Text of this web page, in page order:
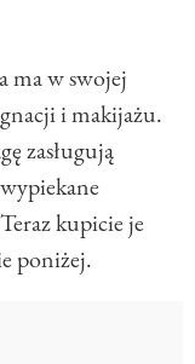
ma w swojej
i makijażu.
zasługują
kupicie je
poniżej.